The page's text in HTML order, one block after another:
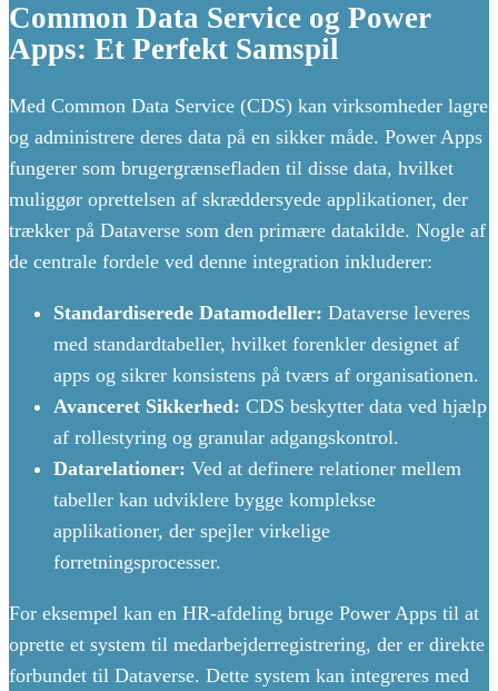
Common Data Service og Power
Apps: Et Perfekt Samspil
Med Common Data Service (CDS) kan virksomheder lagre
og administrere deres data på en sikker måde. Power Apps
fungerer som brugergrænsefladen til disse data, hvilket
muliggør oprettelsen af skræddersyede applikationer, der
trækker på Dataverse som den primære datakilde. Nogle af
de centrale fordele ved denne integration inkluderer:
Standardiserede Datamodeller: Dataverse leveres
med standardtabeller, hvilket forenkler designet af
apps og sikrer konsistens på tværs af organisationen.
Avanceret Sikkerhed: CDS beskytter data ved hjælp
af rollestyring og granular adgangskontrol.
Datarelationer: Ved at definere relationer mellem
tabeller kan udviklere bygge komplekse
applikationer, der spejler virkelige
forretningsprocesser.
For eksempel kan en HR-afdeling bruge Power Apps til at
oprette et system til medarbejderregistrering, der er direkte
forbundet til Dataverse. Dette system kan integreres med